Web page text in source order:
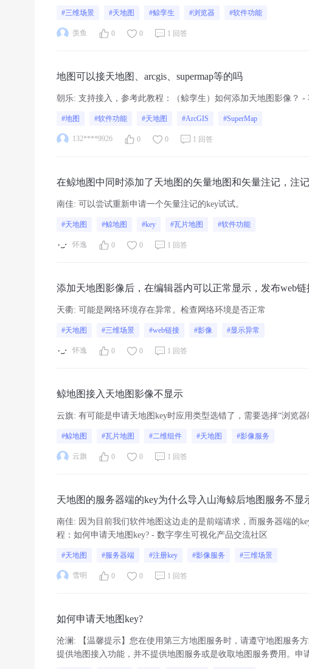
#三维场景 #天地图 #鲸孪生 #浏览器 #软件功能
羡鱼 0 0 1 回答
地图可以接天地图、arcgis、supermap等的吗
朝乐: 支持接入，参考此教程：（鲸孪生）如何添加天地图影像？
#地图 #软件功能 #天地图 #ArcGIS #SuperMap
132****9926 0 0 1 回答
在鲸地图中同时添加了天地图的矢量地图和矢量注记，注
南佳: 可以尝试重新申请一个矢量注记的key试试。
#天地图 #鲸地图 #key #瓦片地图 #软件功能
怀逸 0 0 1 回答
添加天地图影像后，在编辑器内可以正常显示，发布web链
天衢: 可能是网络环境存在异常。检查网络环境是否正常
#天地图 #三维场景 #web链接 #影像 #显示异常
怀逸 0 0 1 回答
鲸地图接入天地图影像不显示
云旗: 有可能是申请天地图key时应用类型选错了，需要选择“浏览器
#鲸地图 #瓦片地图 #二维组件 #天地图 #影像服务
云旗 0 0 1 回答
天地图的服务器端的key为什么导入山海鲸后地图服务不显
南佳: 因为目前我们软件地图这边走的是前端请求，而服务器端的
程：如何申请天地图key? - 数字孪生可视化产品交流社区
#天地图 #服务器端 #注册key #影像服务 #三维场景
雪明 0 0 1 回答
如何申请天地图key?
沧澜 :
【温馨提示】您在使用第三方地图服务时，请遵守地图服务
提供地图接入功能，并不提供地图服务或是收取地图服务费用。